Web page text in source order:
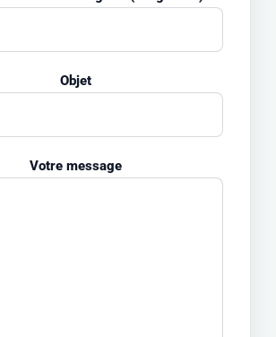
Objet
Votre message